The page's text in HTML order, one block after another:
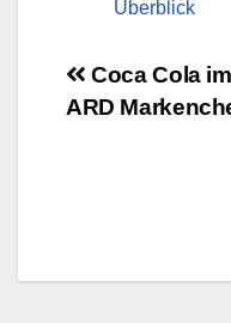
Überblick
Coca Cola im
ARD